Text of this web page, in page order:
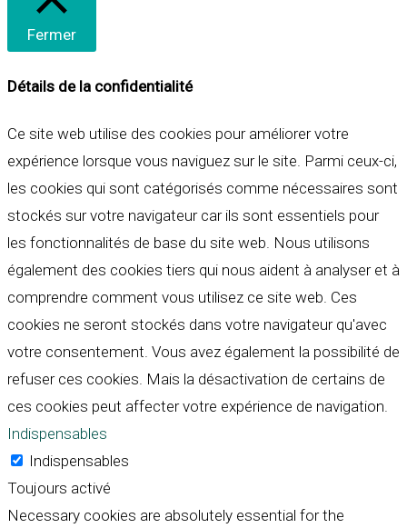
Fermer
Détails de la confidentialité
Ce site web utilise des cookies pour améliorer votre
expérience lorsque vous naviguez sur le site. Parmi ceux-ci,
les cookies qui sont catégorisés comme nécessaires sont
stockés sur votre navigateur car ils sont essentiels pour
les fonctionnalités de base du site web. Nous utilisons
également des cookies tiers qui nous aident à analyser et à
comprendre comment vous utilisez ce site web. Ces
cookies ne seront stockés dans votre navigateur qu'avec
votre consentement. Vous avez également la possibilité de
refuser ces cookies. Mais la désactivation de certains de
ces cookies peut affecter votre expérience de navigation.
Indispensables
Indispensables
Toujours activé
Necessary cookies are absolutely essential for the